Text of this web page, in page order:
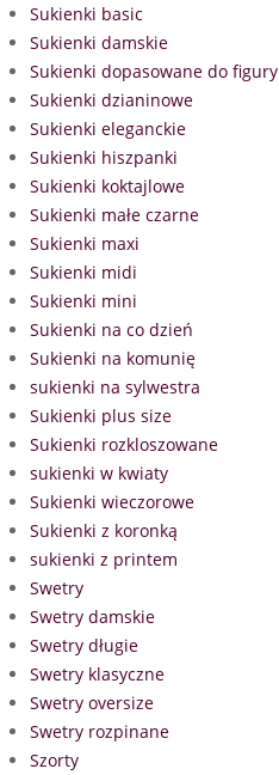
Sukienki basic
Sukienki damskie
Sukienki dopasowane do figury
Sukienki dzianinowe
Sukienki eleganckie
Sukienki hiszpanki
Sukienki koktajlowe
Sukienki małe czarne
Sukienki maxi
Sukienki midi
Sukienki mini
Sukienki na co dzień
Sukienki na komunię
sukienki na sylwestra
Sukienki plus size
Sukienki rozkloszowane
sukienki w kwiaty
Sukienki wieczorowe
Sukienki z koronką
sukienki z printem
Swetry
Swetry damskie
Swetry długie
Swetry klasyczne
Swetry oversize
Swetry rozpinane
Szorty